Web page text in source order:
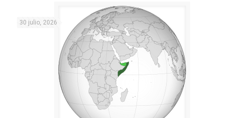
30 julio, 2026